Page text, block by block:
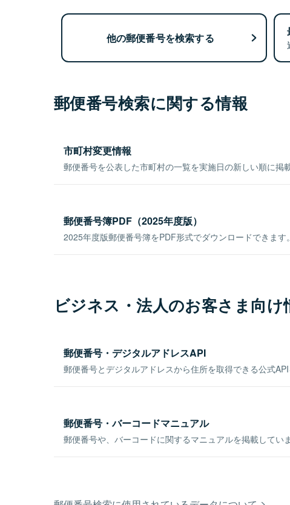
他の郵便番号を検索する
郵便番号検索に関する情報
市町村変更情報
郵便番号を公表した市町村の一覧を実施日の新しい順に掲
郵便番号簿PDF（2025年度版）
2025年度版郵便番号簿をPDF形式でダウンロードできます。
ビジネス・法人のお客さま向け
郵便番号・デジタルアドレスAPI
郵便番号とデジタルアドレスから住所を取得できる公式API
郵便番号・バーコードマニュアル
郵便番号や、バーコードに関するマニュアルを掲載していま